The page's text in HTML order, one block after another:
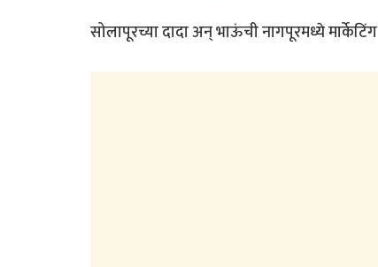
सोलापूरच्या दादा अन् भाऊंची नागपूरमध्ये मार्केटिंग